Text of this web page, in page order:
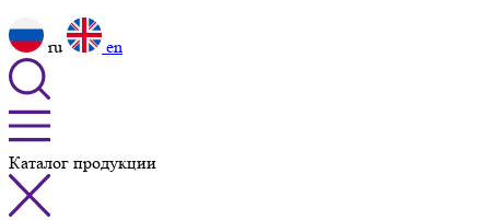
ru en
Каталог продукции